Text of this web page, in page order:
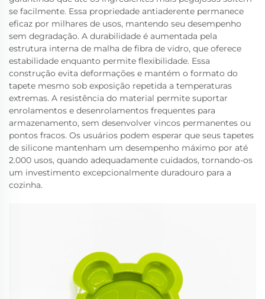
se facilmente. Essa propriedade antiaderente permanece
eficaz por milhares de usos, mantendo seu desempenho
sem degradação. A durabilidade é aumentada pela
estrutura interna de malha de fibra de vidro, que oferece
estabilidade enquanto permite flexibilidade. Essa
construção evita deformações e mantém o formato do
tapete mesmo sob exposição repetida a temperaturas
extremas. A resistência do material permite suportar
enrolamentos e desenrolamentos frequentes para
armazenamento, sem desenvolver vincos permanentes ou
pontos fracos. Os usuários podem esperar que seus tapetes
de silicone mantenham um desempenho máximo por até
2.000 usos, quando adequadamente cuidados, tornando-os
um investimento excepcionalmente duradouro para a
cozinha.